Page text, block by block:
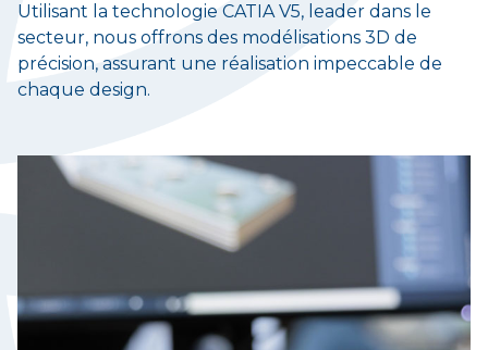
Utilisant la technologie CATIA V5, leader dans le
secteur, nous offrons des modélisations 3D de
précision, assurant une réalisation impeccable de
chaque design.